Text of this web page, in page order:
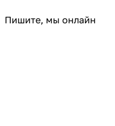
Пишите, мы онлайн